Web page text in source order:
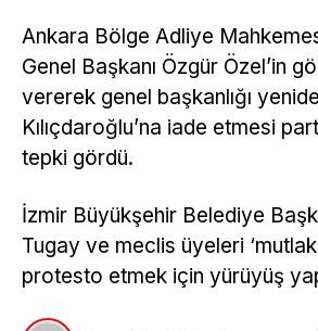
Ankara Bölge Adliye
Genel Başkanı Özgür Özel’in
vererek genel başkanlığı
Kılıçdaroğlu’na iade etmesi
tepki gördü.
İzmir Büyükşehir Belediye
Tugay ve meclis üyeleri ‘mutlak
protesto etmek için yürüyüş